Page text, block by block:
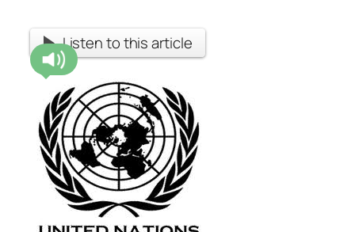
Listen to this article